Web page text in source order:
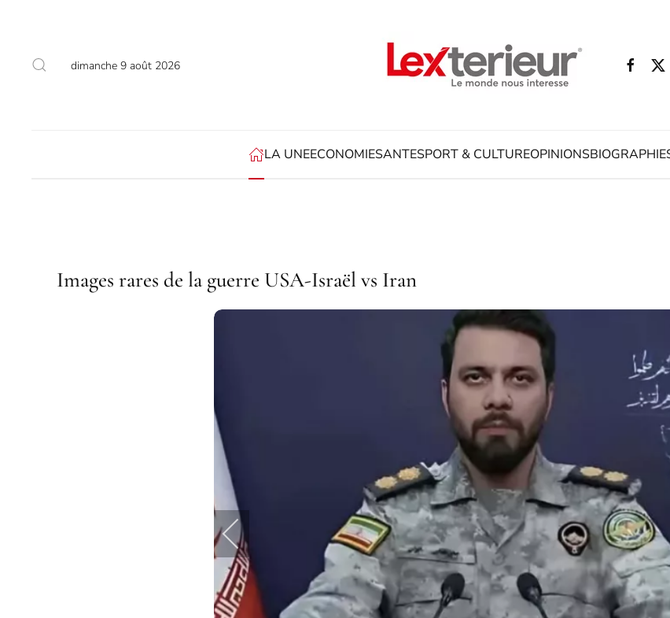
dimanche 9 août 2026
LA UNEECONOMIESANTESPORT & CULTUREOPINIONS
Images rares de la guerre USA-Israël vs Iran